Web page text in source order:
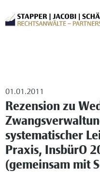
01.01.2011
Rezension zu
systematischer
Praxis, InsbürO
(gemeinsam mit